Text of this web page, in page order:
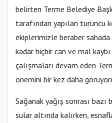
belirten Terme Belediye
tarafından yapılan turuncu
ekiplerimizle beraber
kadar hiçbir can ve mal
çalışmaları devam eden
önemini bir kez daha
Sağanak yağış sonrası
sular altında kalırken,